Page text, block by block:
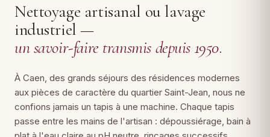
Nettoyage artisanal ou lavage
industriel —
un savoir-faire transmis depuis 1950.
À Caen, des grands séjours des résidences modernes
aux pièces de caractère du quartier Saint-Jean, nous ne
confions jamais un tapis à une machine. Chaque tapis
passe entre les mains de l'artisan : dépoussiérage, bain à